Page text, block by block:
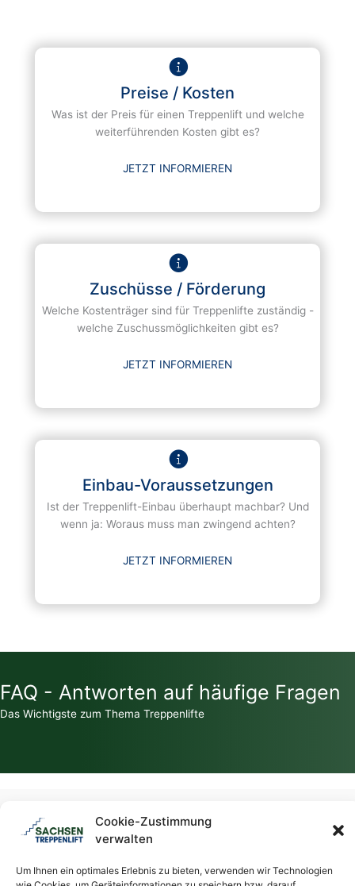
Cookie-Zustimmung
verwalten
Um Ihnen ein optimales Erlebnis zu bieten, verwenden wir Technologien
Preise / Kosten
Was ist der Preis für einen Treppenlift und welche
weiterführenden Kosten gibt es?
JETZT INFORMIEREN
Zuschüsse / Förderung
Welche Kostenträger sind für Treppenlifte zuständig -
welche Zuschussmöglichkeiten gibt es?
JETZT INFORMIEREN
Einbau-Voraussetzungen
Ist der Treppenlift-Einbau überhaupt machbar? Und
wenn ja: Woraus muss man zwingend achten?
JETZT INFORMIEREN
FAQ - Antworten auf häufige Fragen
Das Wichtigste zum Thema Treppenlifte